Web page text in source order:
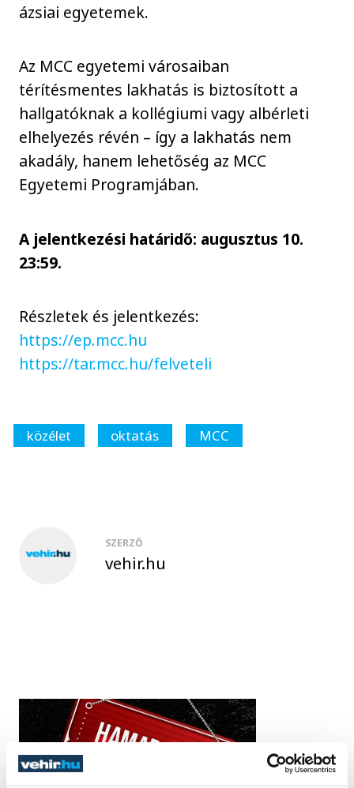
ázsiai egyetemek.
Az MCC egyetemi városaiban
térítésmentes lakhatás is biztosított a
hallgatóknak a kollégiumi vagy albérleti
elhelyezés révén – így a lakhatás nem
akadály, hanem lehetőség az MCC
Egyetemi Programjában.
A jelentkezési határidő: augusztus 10.
23:59.
Részletek és jelentkezés:
https://ep.mcc.hu
https://tar.mcc.hu/felveteli
közélet oktatás MCC
SZERZŐ
vehir.hu